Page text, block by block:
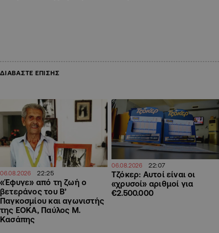
ΔΙΑΒΑΣΤΕ ΕΠΙΣΗΣ
06.08.2026 22:25
«Έφυγε» από τη ζωή ο
βετεράνος του Β’
Παγκοσμίου και αγωνιστής
της ΕΟΚΑ, Παύλος Μ.
Κασάπης
06.08.2026 22:07
Τζόκερ: Αυτοί είναι οι
«χρυσοί» αριθμοί για
€2.500.000